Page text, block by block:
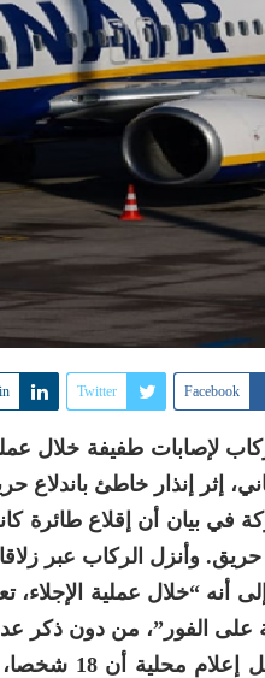
Facebook
Twitter
لإصابات طفيفة خلال
إثر إنذار خاطئ
في بيان أن إقلاع طائرة
وأنزل الركاب عبر
إلى أنه “خلال عملية
على الفور”، من دون ذكر
وأفادت